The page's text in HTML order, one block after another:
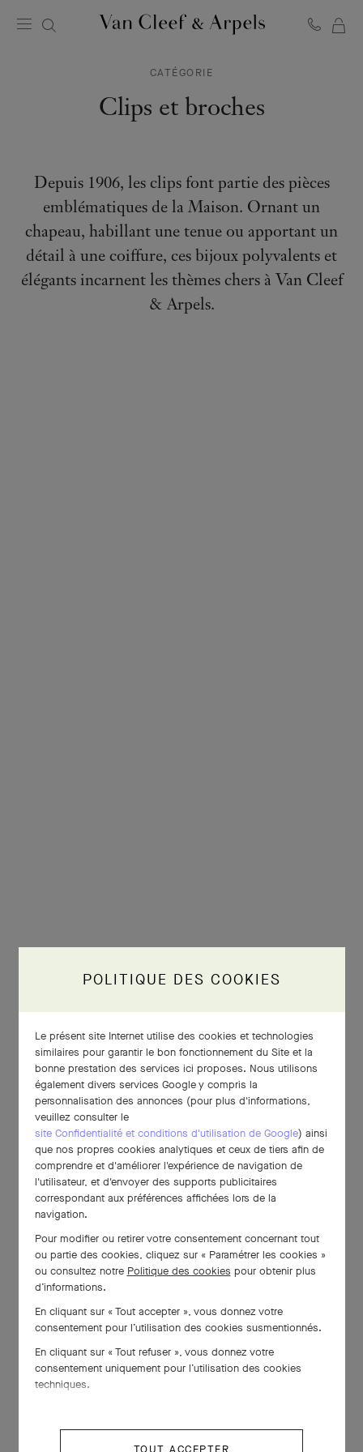
de
Van
Cleef
CATÉGORIE
Clips et broches
Depuis 1906, les clips font partie des pièces
emblématiques de la Maison. Ornant un
chapeau, habillant une tenue ou apportant un
détail à une coiffure, ces bijoux polyvalents et
élégants incarnent les thèmes chers à Van Cleef
& Arpels.
POLITIQUE DES COOKIES
Le présent site Internet utilise des cookies et technologies
similaires pour garantir le bon fonctionnement du Site et la
bonne prestation des services ici proposes. Nous utilisons
également divers services Google y compris la
personnalisation des annonces (pour plus d'informations,
veuillez consulter le
site Confidentialité et conditions d'utilisation de Google) ainsi
que nos propres cookies analytiques et ceux de tiers afin de
comprendre et d'améliorer l'expérience de navigation de
l'utilisateur, et d'envoyer des supports publicitaires
correspondant aux préférences affichées lors de la
navigation.
Pour modifier ou retirer votre consentement concernant tout
ou partie des cookies, cliquez sur « Paramétrer les cookies »
ou consultez notre Politique des cookies pour obtenir plus
d’informations.
En cliquant sur « Tout accepter », vous donnez votre
consentement pour l’utilisation des cookies susmentionnés.
En cliquant sur « Tout refuser », vous donnez votre
consentement uniquement pour l’utilisation des cookies
techniques.
TOUT ACCEPTER